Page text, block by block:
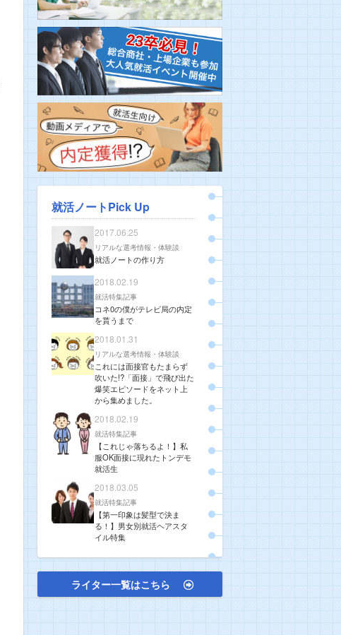
就活ノートPick Up
2017.06.25
リアルな選考情報・体験談
就活ノートの作り方
2018.02.19
就活特集記事
コネ0の僕がテレビ局の内定
を貰うまで
2018.01.31
リアルな選考情報・体験談
これには面接官もたまらず
吹いた!?「面接」で飛び出た
爆笑エピソードをネット上
から集めました。
2018.02.19
就活特集記事
【これじゃ落ちるよ！】私
服OK面接に現れたトンデモ
就活生
2018.03.05
就活特集記事
【第一印象は髪型で決ま
る！】男女別就活ヘアスタ
イル特集
ライター一覧はこちら